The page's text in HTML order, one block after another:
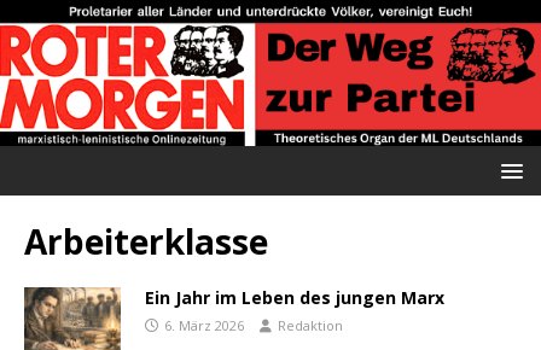
Arbeiterklasse
Ein Jahr im Leben des jungen Marx
6. März 2026 Redaktion